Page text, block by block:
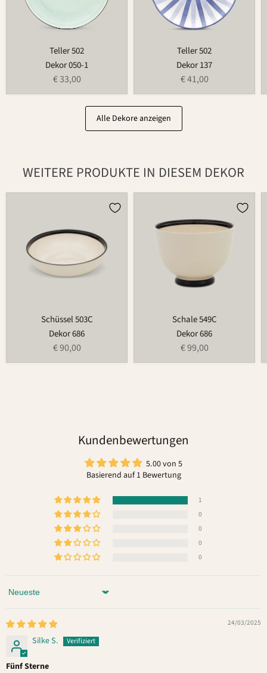
Teller 502
Dekor 050-1
€ 33,00
Teller 502
Dekor 137
€ 41,00
Alle Dekore anzeigen
WEITERE PRODUKTE IN DIESEM DEKOR
Schüssel 503C
Dekor 686
€ 90,00
Schale 549C
Dekor 686
€ 99,00
Kundenbewertungen
5.00 von 5
Basierend auf 1 Bewertung
1
0
0
0
0
Sort by
24/03/2025
Silke S.
Fünf Sterne